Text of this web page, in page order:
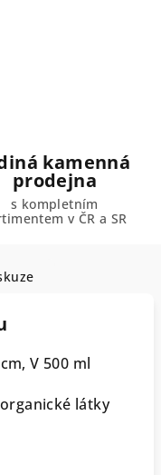
kamenná
prodejna
s kompletním
v ČR a SR
V 500 ml
látky